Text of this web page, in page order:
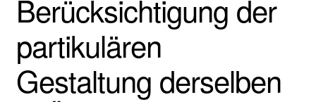
Berücksichtigung der
partikulären
Gestaltung derselben